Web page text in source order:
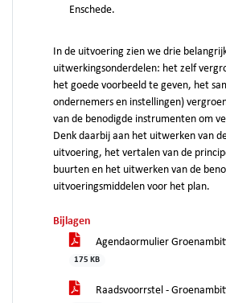
Enschede.
In de uitvoering zien we drie
uitwerkingsonderdelen: het zelf
het goede voorbeeld te geven, het
ondernemers en instellingen)
van de benodigde instrumenten om
Denk daarbij aan het uitwerken van
uitvoering, het vertalen van de
buurten en het uitwerken van de
uitvoeringsmiddelen voor het plan.
Bijlagen
Agendaormulier
175 KB
Raadsvoorrstel -